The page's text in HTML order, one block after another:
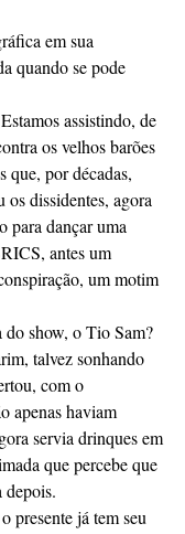
em sua
quando se pode
assistindo, de
os velhos barões
que, por décadas,
os dissidentes, agora
para dançar uma
antes um
um motim
do show, o Tio Sam?
talvez sonhando
com o
apenas haviam
servia drinques em
que percebe que
presente já tem seu